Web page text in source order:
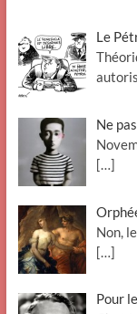
Le
Ne
[…]
Non,
[…]
Pour